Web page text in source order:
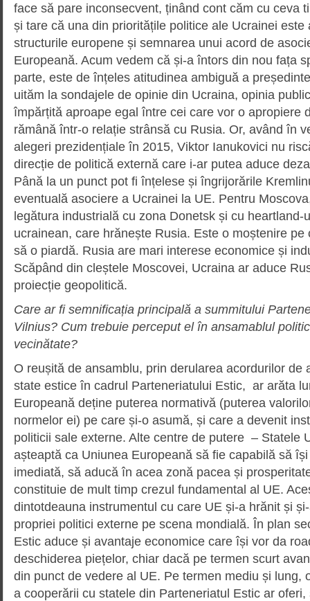
face să pare inconsecvent, ținând cont căm cu ceva
și tare că una din prioritățile politice ale Ucrainei este
structurile europene și semnarea unui acord de
Europeană. Acum vedem că și-a întors din nou fața
parte, este de înțeles atitudinea ambiguă a
uităm la sondajele de opinie din Ucraina, opinia
împărțită aproape egal între cei care vor o apropiere
rămână într-o relație strânsă cu Rusia. Or, având în
alegeri prezidențiale în 2015, Viktor Ianukovici nu
direcție de politică externă care i-ar putea aduce
Până la un punct pot fi înțelese și îngrijorările
eventuală asociere a Ucrainei la UE. Pentru
legătura industrială cu zona Donetsk și cu heartland-
ucrainean, care hrănește Rusia. Este o moștenire
să o piardă. Rusia are mari interese economice și
Scăpând din cleștele Moscovei, Ucraina ar aduce
proiecție geopolitică.
Care ar fi semnificația principală a summitului
Vilnius? Cum trebuie perceput el în ansamablul
vecinătate?
O reușită de ansamblu, prin derularea acordurilor de
state estice în cadrul Parteneriatului Estic, ar arăta
Europeană deține puterea normativă (puterea
normelor ei) pe care și-o asumă, și care a devenit
politicii sale externe. Alte centre de putere – Statele
așteaptă ca Uniunea Europeană să fie capabilă să
imediată, să aducă în acea zonă pacea și
constituie de mult timp crezul fundamental al UE.
dintotdeauna instrumentul cu care UE și-a hrănit și
propriei politici externe pe scena mondială. În plan
Estic aduce și avantaje economice care își vor da
deschiderea piețelor, chiar dacă pe termen scurt
din punct de vedere al UE. Pe termen mediu și lung,
a cooperării cu statele din Parteneriatul Estic ar